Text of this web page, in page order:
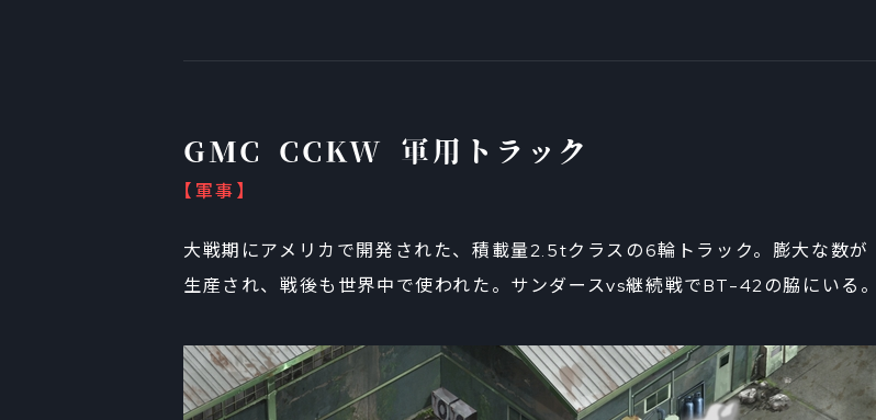
GMC CCKW 軍用トラック
【軍事】
大戦期にアメリカで開発された、積載量2.5tクラスの6輪トラック。膨大な数が
生産され、戦後も世界中で使われた。サンダースvs継続戦でBT-42の脇にいる。